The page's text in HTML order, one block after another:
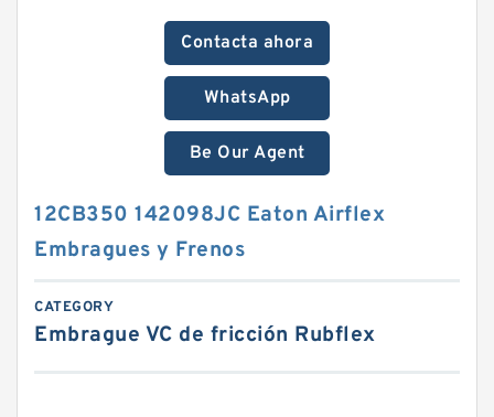
Contacta ahora
WhatsApp
Be Our Agent
12CB350 142098JC Eaton Airflex
Embragues y Frenos
CATEGORY
Embrague VC de fricción Rubflex